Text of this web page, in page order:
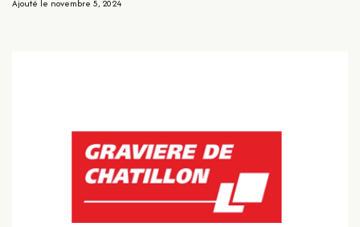
Ajouté le novembre 5, 2024